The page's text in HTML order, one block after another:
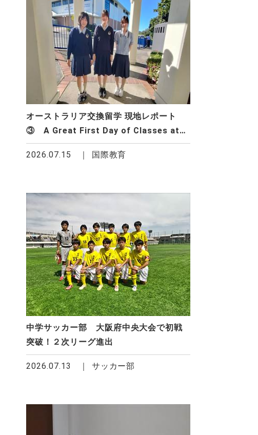
オーストラリア交換留学 現地レポート
③ A Great First Day of Classes at
All Saints
2026.07.15
国際教育
中学サッカー部 大阪府中央大会で初戦
突破！２次リーグ進出
2026.07.13 サッカー部